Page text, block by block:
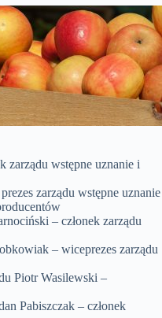
wstępne uznanie i
zarządu wstępne uznanie
– członek zarządu
– wiceprezes zarządu
Piotr Wasilewski –
Pabiszczak – członek